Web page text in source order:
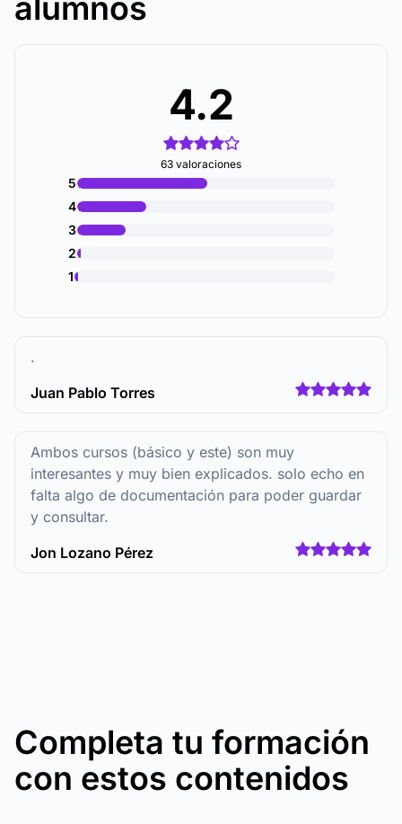
alumnos
4.2
63 valoraciones
5
4
3
2
1
.
Juan Pablo Torres
Ambos cursos (básico y este) son muy
interesantes y muy bien explicados. solo echo en
falta algo de documentación para poder guardar
y consultar.
Jon Lozano Pérez
Completa tu formación
con estos contenidos